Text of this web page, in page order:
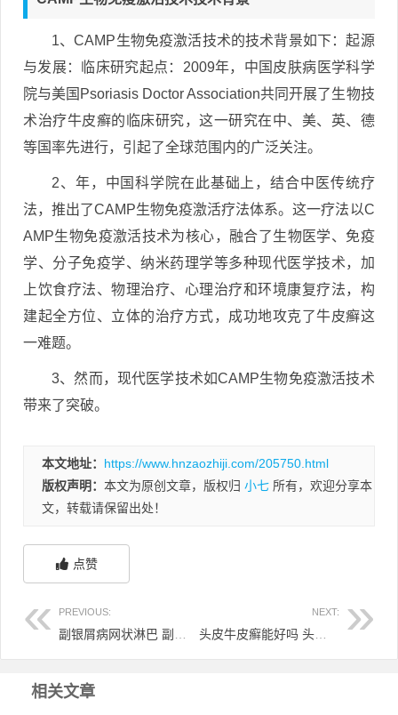
1、CAMP生物免疫激活技术的技术背景如下：起源
与发展：临床研究起点：2009年，中国皮肤病医学科学
院与美国Psoriasis Doctor Association共同开展了生物技
术治疗牛皮癣的临床研究，这一研究在中、美、英、德
等国率先进行，引起了全球范围内的广泛关注。
2、年，中国科学院在此基础上，结合中医传统疗
法，推出了CAMP生物免疫激活疗法体系。这一疗法以C
AMP生物免疫激活技术为核心，融合了生物医学、免疫
学、分子免疫学、纳米药理学等多种现代医学技术，加
上饮食疗法、物理治疗、心理治疗和环境康复疗法，构
建起全方位、立体的治疗方式，成功地攻克了牛皮癣这
一难题。
3、然而，现代医学技术如CAMP生物免疫激活技术
带来了突破。
本文地址： https://www.hnzaozhiji.com/205750.html
版权声明： 本文为原创文章，版权归 小七 所有，欢迎分享本
文，转载请保留出处！
点赞
PREVIOUS: NEXT:
头皮牛皮癣能好吗 头皮牛皮癣用什么药膏最好
相关文章